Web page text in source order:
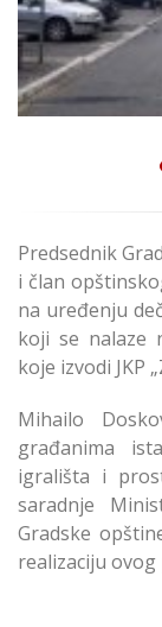
Predsednik
i član
na uređenju
koji se nalaze
koje izvodi JKP
Mihailo
građanima
igrališta i
saradnje
Gradske
realizaciju